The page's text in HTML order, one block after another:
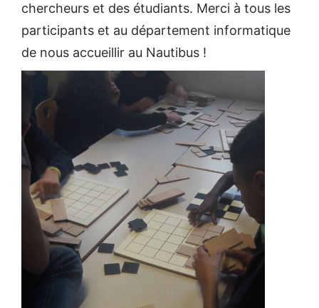
chercheurs et des étudiants. Merci à tous les
participants et au département informatique
de nous accueillir au Nautibus !